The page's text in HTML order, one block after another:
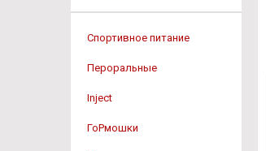
Спортивное питание
Пероральные
Inject
ГоРмошки